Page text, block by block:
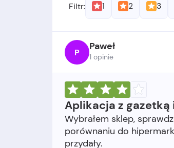
Filtr: 1 2 3
P Paweł
1 opinie
Aplikacja z gazetką
Wybrałem sklep,
porównaniu do